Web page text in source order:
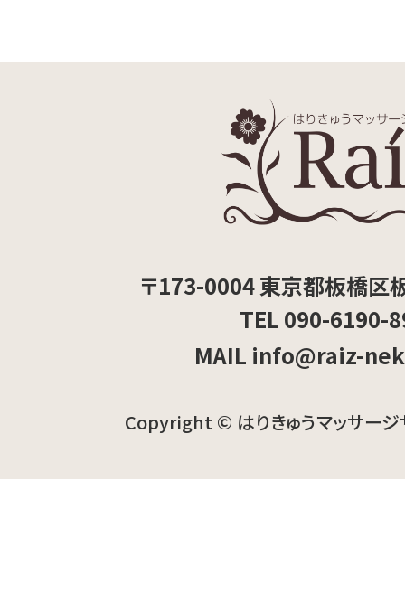
〒173-0004 東京都板橋区
TEL 090-6190-
MAIL info@raiz-
Copyright © はりきゅうマッサー